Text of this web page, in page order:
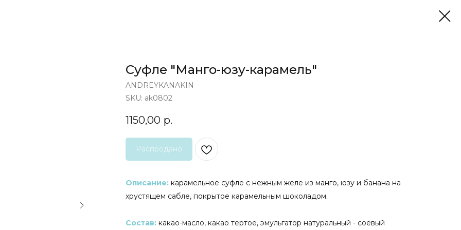
Суфле "Манго-юзу-карамель"
ANDREYKANAKIN
SKU: ak0802
1150,00 р.
Описание: карамельное суфле с нежным желе из манго, юзу и банана на
хрустящем сабле, покрытое карамельным шоколадом.
Состав: какао-масло, какао тертое, эмульгатор натуральный - соевый